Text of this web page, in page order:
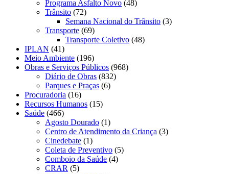
Programa Asfalto Novo (48)
Trânsito (72)
Semana Nacional do Trânsito (3)
Transporte (69)
Transporte Coletivo (48)
IPLAN (41)
Meio Ambiente (196)
Obras e Serviços Públicos (968)
Diário de Obras (832)
Parques e Praças (6)
Procuradoria (16)
Recursos Humanos (15)
Saúde (466)
Agosto Dourado (1)
Centro de Atendimento da Criança (3)
Cinedebate (1)
Coleta de Preventivo (5)
Comboio da Saúde (4)
CRAR (5)